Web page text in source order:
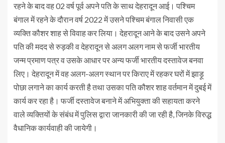
रहने के बाद वह 02 वर्ष पूर्व अपने पति के साथ देहरादून आई। पश्चिम
बंगाल में रहने के दौरान वर्ष 2022 में उसने पश्चिम बंगाल निवासी एक
व्यक्ति कौशर शाह से विवाह कर लिया। देहरादून आने के बाद उसने अपने
पति की मदद से रुड़की व देहरादून से अलग अलग नाम से फर्जी भारतीय
जन्म प्रमाण पत्र व उसके आधार पर अन्य फर्जी भारतीय दस्तावेज बनवा
लिए। देहरादून में वह अलग-अलग स्थान पर किराए में रहकर घरों में झाड़ू
पोछा लगाने का कार्य करती है तथा उसका पति कौशर शाह वर्तमान में दुबई में
कार्य कर रहा है। फर्जी दस्तावेज बनाने में अभियुक्ता की सहायता करने
वाले व्यक्तियों के संबंध में पुलिस द्वारा जानकारी की जा रही है, जिनके विरुद्ध
वैधानिक कार्यवाही की जायेगी।